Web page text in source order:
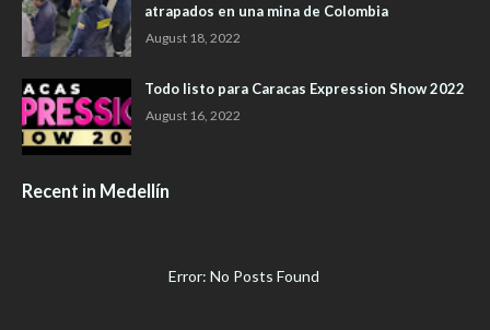
atrapados en una mina de Colombia
August 18, 2022
Todo listo para Caracas Expression Show 2022
August 16, 2022
Recent in Medellín
Error: No Posts Found